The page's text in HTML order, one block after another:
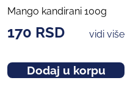
Mango kandirani 100g
170 RSD vidi više
Dodaj u korpu